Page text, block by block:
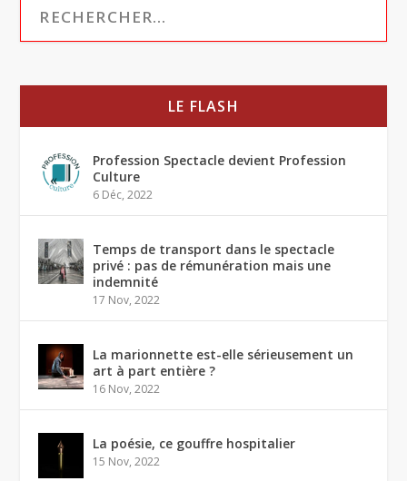
LE FLASH
Profession Spectacle devient Profession
Culture
6 Déc, 2022
Temps de transport dans le spectacle
privé : pas de rémunération mais une
indemnité
17 Nov, 2022
La marionnette est-elle sérieusement un
art à part entière ?
16 Nov, 2022
La poésie, ce gouffre hospitalier
15 Nov, 2022